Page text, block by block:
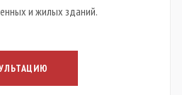
и жилых зданий.